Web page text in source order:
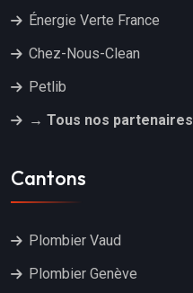
Énergie Verte France
Chez-Nous-Clean
Petlib
→ Tous nos partenaires
Cantons
Plombier Vaud
Plombier Genève